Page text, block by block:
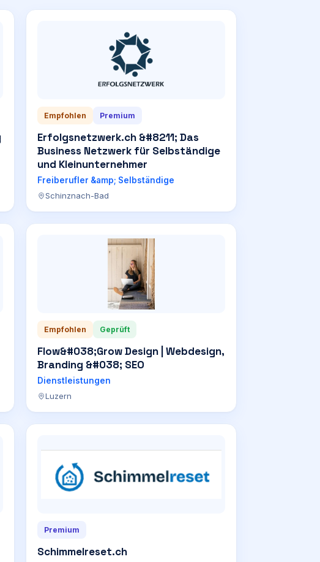
Empfohlen Premium
Erfolgsnetzwerk.ch &#8211; Das
Business Netzwerk für Selbständige
und Kleinunternehmer
Freiberufler &amp; Selbständige
Schinznach-Bad
Empfohlen Geprüft
Flow&#038;Grow Design | Webdesign,
Branding &#038; SEO
Dienstleistungen
Luzern
Premium
Schimmelreset.ch